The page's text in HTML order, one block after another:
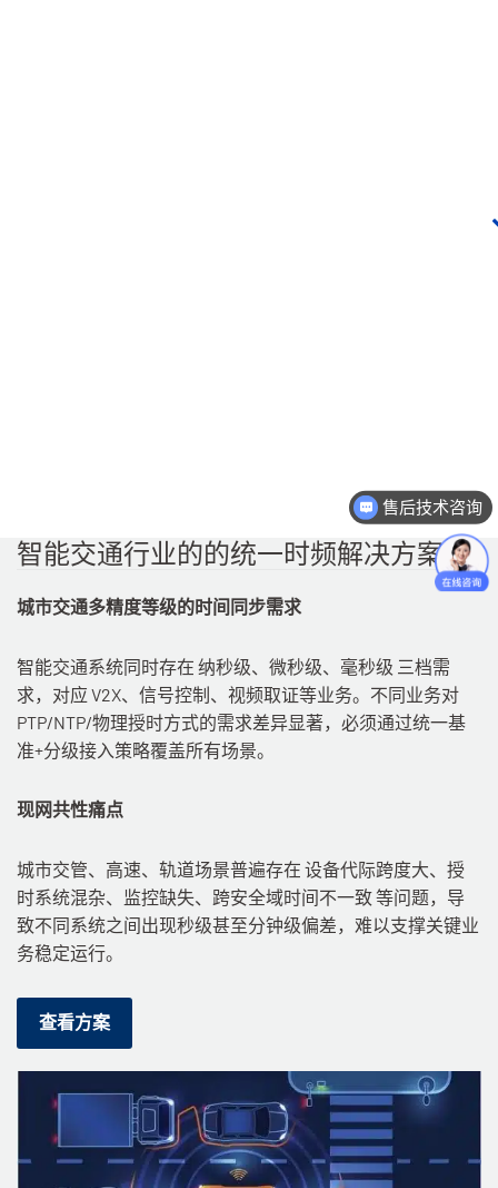
智能交通行业的的统一时频解决方案
城市交通多精度等级的时间同步需求
智能交通系统同时存在 纳秒级、微秒级、毫秒级 三档需
求，对应 V2X、信号控制、视频取证等业务。不同业务对
PTP/NTP/物理授时方式的需求差异显著，必须通过统一基
准+分级接入策略覆盖所有场景。
现网共性痛点
城市交管、高速、轨道场景普遍存在 设备代际跨度大、授
时系统混杂、监控缺失、跨安全域时间不一致 等问题，导
致不同系统之间出现秒级甚至分钟级偏差，难以支撑关键业
务稳定运行。
查看方案
售后技术咨询